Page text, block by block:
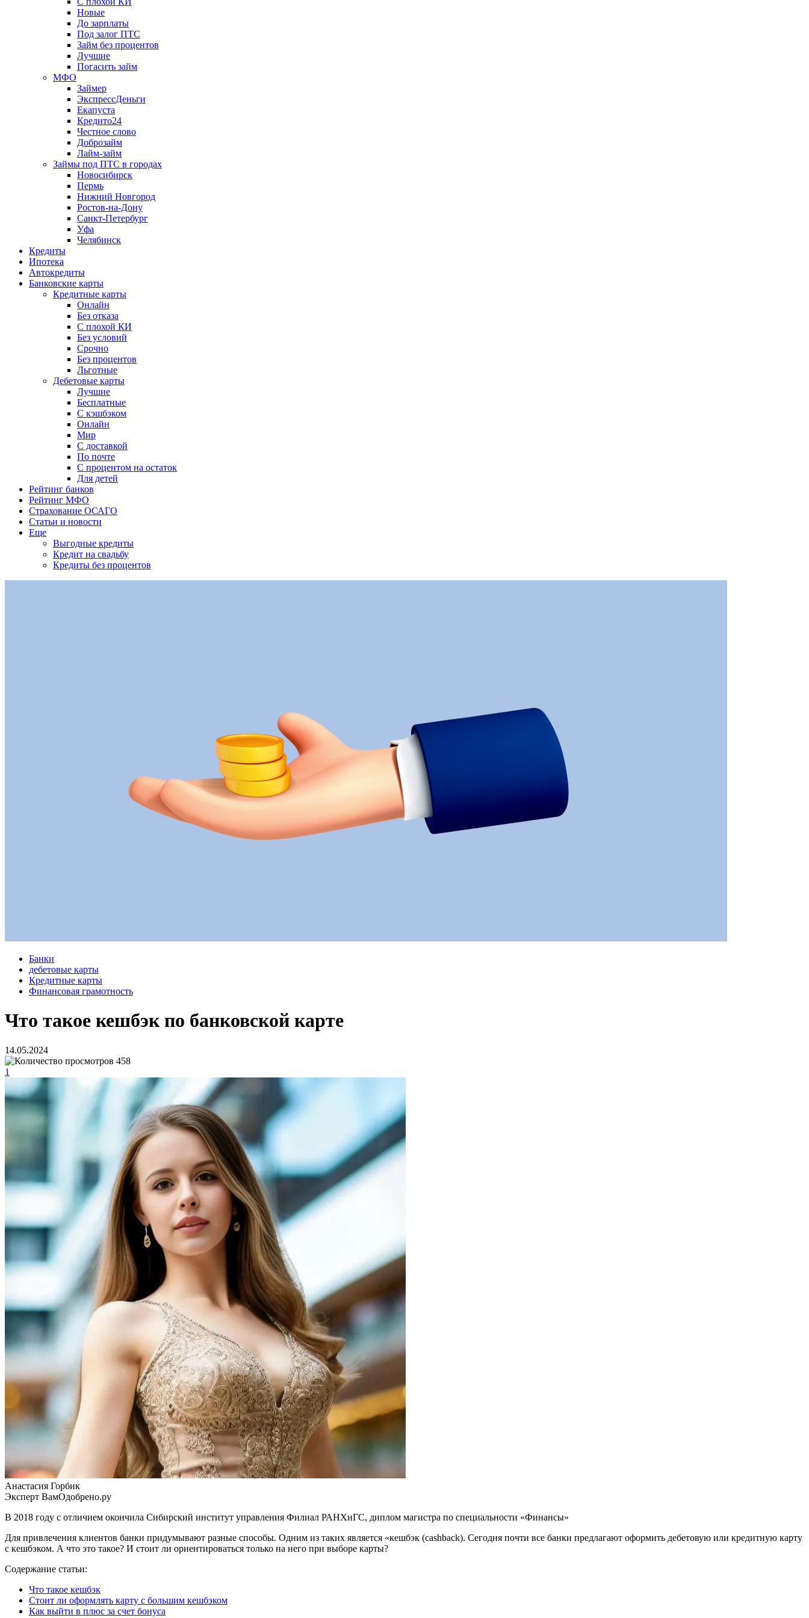
Новые
До зарплаты
Под залог ПТС
Займ без процентов
Лучшие
Погасить займ
МФО
Займер
ЭкспрессДеньги
Екапуста
Кредито24
Честное слово
Доброзайм
Лайм-займ
Займы под ПТС в городах
Новосибирск
Пермь
Нижний Новгород
Ростов-на-Дону
Санкт-Петербург
Уфа
Челябинск
Кредиты
Ипотека
Автокредиты
Банковские карты
Кредитные карты
Онлайн
Без отказа
С плохой КИ
Без условий
Срочно
Без процентов
Льготные
Дебетовые карты
Лучшие
Бесплатные
С кэшбэком
Онлайн
Мир
С доставкой
По почте
С процентом на остаток
Для детей
Рейтинг банков
Рейтинг МФО
Страхование ОСАГО
Статьи и новости
Еще
Выгодные кредиты
Кредит на свадьбу
Кредиты без процентов
Банки
дебетовые карты
Кредитные карты
Финансовая грамотность
Что такое кешбэк по банковской карте
14.05.2024
458
1
Анастасия Горбик
Эксперт ВамОдобрено.ру
В 2018 году с отличием окончила Сибирский институт управления Филиал РАНХиГС, диплом магистра по специальности «Финансы»
Для привлечения клиентов банки придумывают разные способы. Одним из таких является «кешбэк (cashback). Сегодня почти все банки предлагают оформить дебетовую или кредитную карту
с кешбэком. А что это такое? И стоит ли ориентироваться только на него при выборе карты?
Содержание статьи:
Что такое кешбэк
Стоит ли оформлять карту с большим кешбэком
Как выйти в плюс за счет бонуса